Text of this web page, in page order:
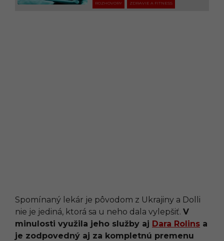
ROZHOVORY ZDRAVIE A FITNESS
Spomínaný lekár je pôvodom z Ukrajiny a Dolli
nie je jediná, ktorá sa u neho dala vylepšiť. V
minulosti využila jeho služby aj Dara Rolins a
je zodpovedný aj za kompletnú premenu